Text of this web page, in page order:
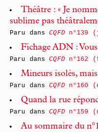
Théâtre : « Je
sublime pas
Paru dansCQFDn°139
Fichage ADN :
Paru dansCQFDn°162
Mineurs isolés,
Paru dansCQFDn°160
Quand la rue
Paru dansCQFDn°159
Au sommaire du